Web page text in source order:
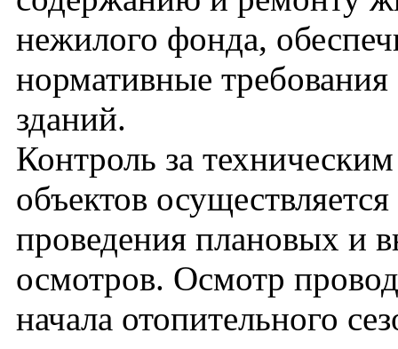
нежилого фонда,
нормативные
зданий.
Контроль за
объектов
проведения плановых и
осмотров. Осмотр
начала отопительного